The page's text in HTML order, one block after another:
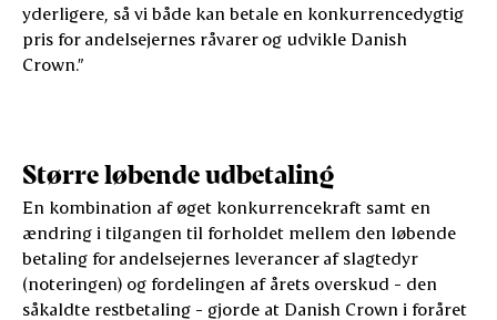
yderligere, så vi både kan betale en konkurrencedygtig
pris for andelsejernes råvarer og udvikle Danish
Crown.”
Større løbende udbetaling
En kombination af øget konkurrencekraft samt en
ændring i tilgangen til forholdet mellem den løbende
betaling for andelsejernes leverancer af slagtedyr
(noteringen) og fordelingen af årets overskud - den
såkaldte restbetaling - gjorde at Danish Crown i foråret